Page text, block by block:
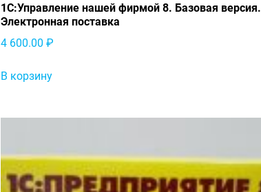
1С:Управление нашей фирмой 8. Базовая версия.
Электронная поставка
4 600.00 ₽
В корзину